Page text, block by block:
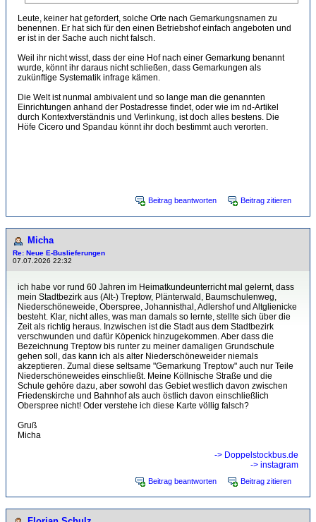
Leute, keiner hat gefordert, solche Orte nach Gemarkungsnamen zu
benennen. Er hat sich für den einen Betriebshof einfach angeboten und
er ist in der Sache auch nicht falsch.
Weil ihr nicht wisst, dass der eine Hof nach einer Gemarkung benannt
wurde, könnt ihr daraus nicht schließen, dass Gemarkungen als
zukünftige Systematik infrage kämen.
Die Welt ist nunmal ambivalent und so lange man die genannten
Einrichtungen anhand der Postadresse findet, oder wie im nd-Artikel
durch Kontextverständnis und Verlinkung, ist doch alles bestens. Die
Höfe Cicero und Spandau könnt ihr doch bestimmt auch verorten.
Beitrag beantworten Beitrag zitieren
Micha
Re: Neue E-Buslieferungen
07.07.2026 22:32
ich habe vor rund 60 Jahren im Heimatkundeunterricht mal gelernt, dass
mein Stadtbezirk aus (Alt-) Treptow, Plänterwald, Baumschulenweg,
Niederschöneweide, Oberspree, Johannisthal, Adlershof und Altglienicke
besteht. Klar, nicht alles, was man damals so lernte, stellte sich über die
Zeit als richtig heraus. Inzwischen ist die Stadt aus dem Stadtbezirk
verschwunden und dafür Köpenick hinzugekommen. Aber dass die
Bezeichnung Treptow bis runter zu meiner damaligen Grundschule
gehen soll, das kann ich als alter Niederschöneweider niemals
akzeptieren. Zumal diese seltsame "Gemarkung Treptow" auch nur Teile
Niederschöneweides einschließt. Meine Köllnische Straße und die
Schule gehöre dazu, aber sowohl das Gebiet westlich davon zwischen
Friedenskirche und Bahnhof als auch östlich davon einschließlich
Oberspree nicht! Oder verstehe ich diese Karte völlig falsch?
Gruß
Micha
-> Doppelstockbus.de
-> instagram
Beitrag beantworten Beitrag zitieren